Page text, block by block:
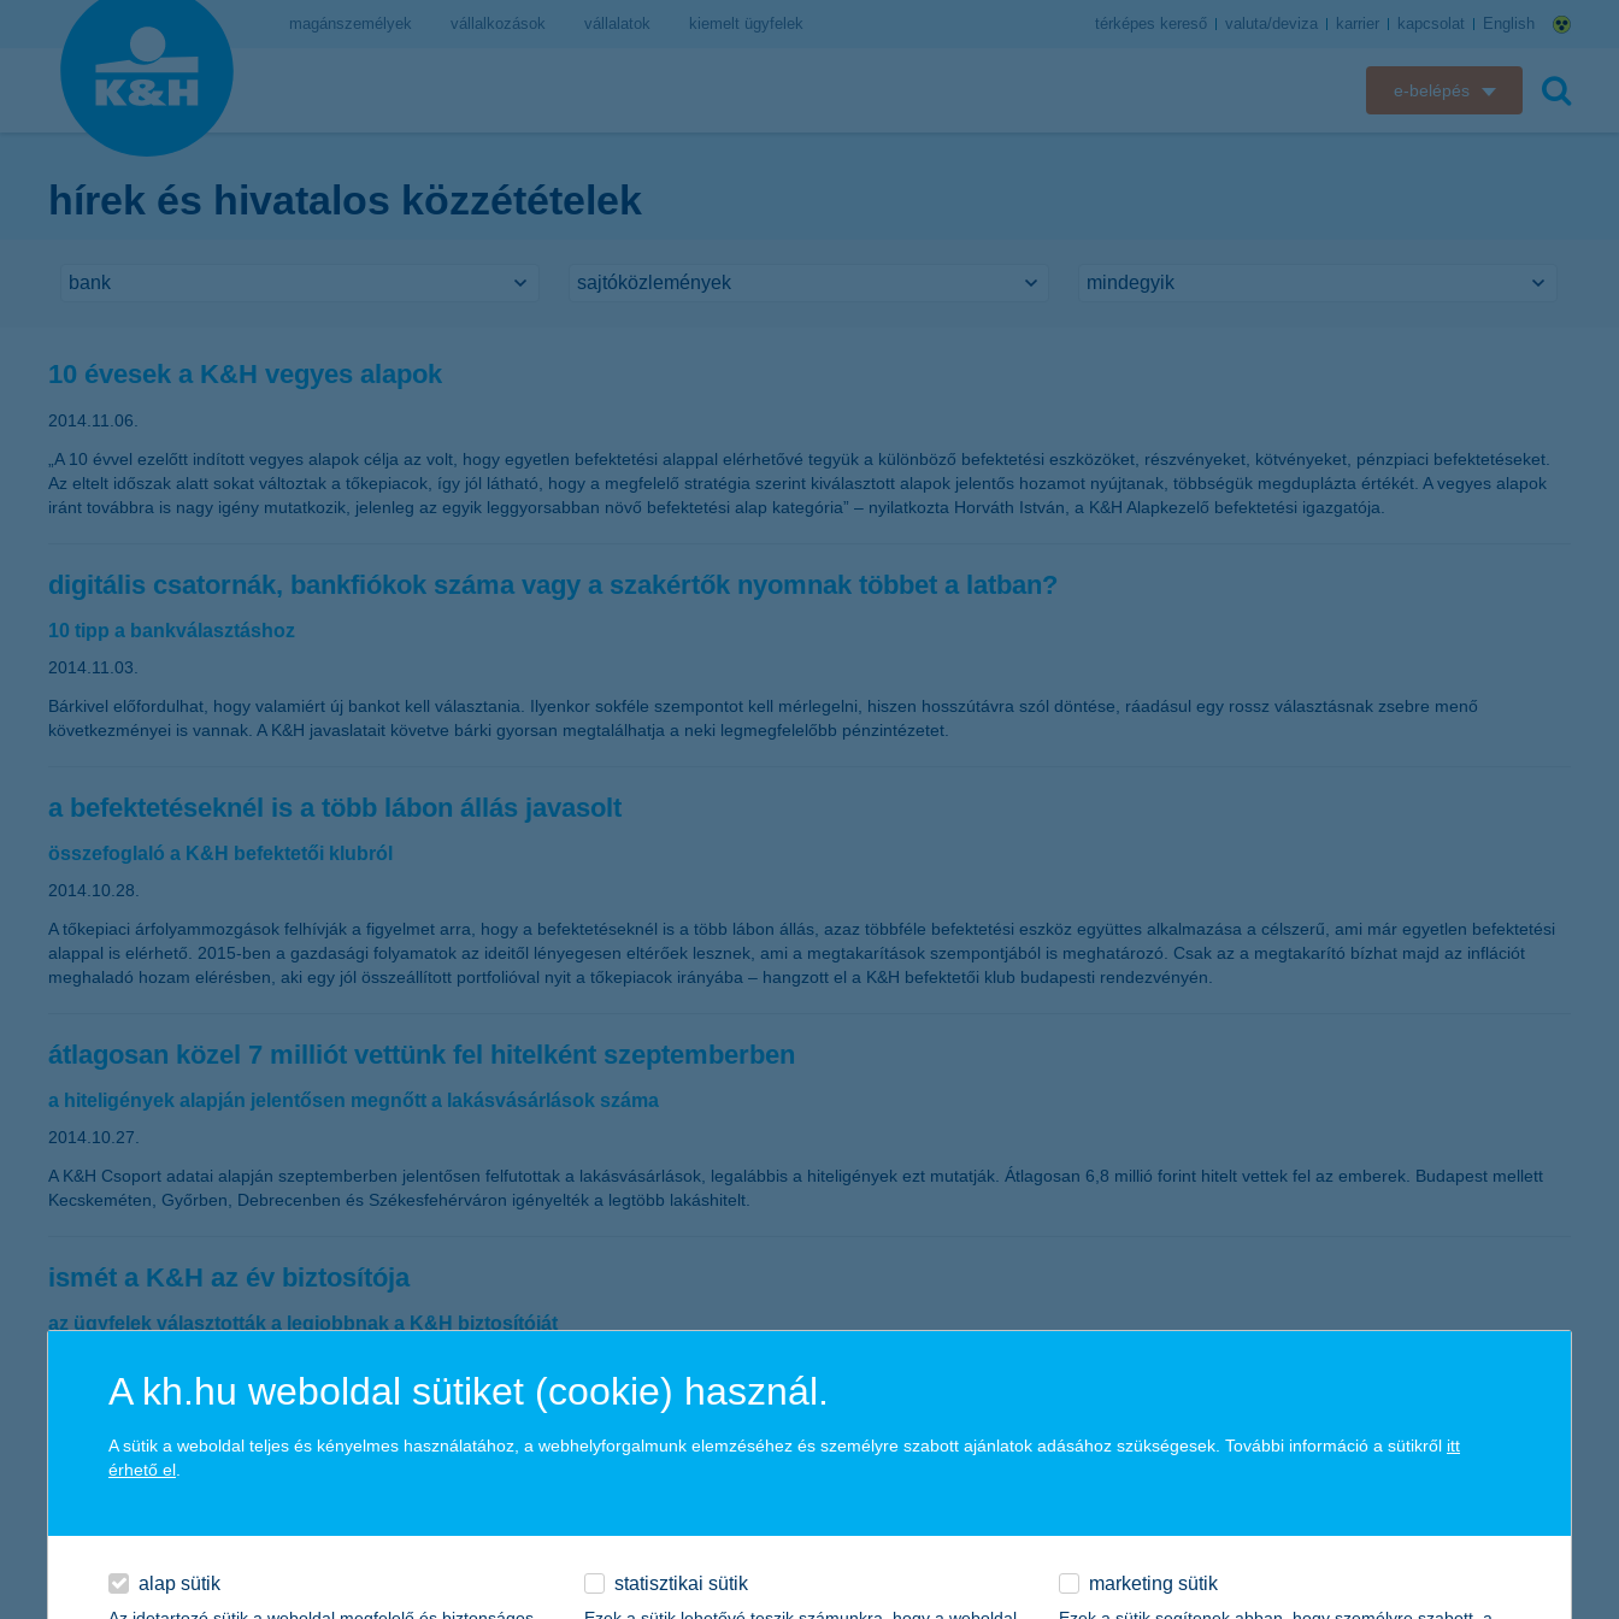
magánszemélyek vállalkozások vállalatok kiemelt ügyfelek térképes kereső valuta/deviza karrier kapcsolat English
e-belépés
hírek és hivatalos közzétételek
10 évesek a K&H vegyes alapok
2014.11.06.
„A 10 évvel ezelőtt indított vegyes alapok célja az volt, hogy egyetlen befektetési alappal elérhetővé tegyük a különböző befektetési eszközöket, részvényeket, kötvényeket, pénzpiaci befektetéseket.
Az eltelt időszak alatt sokat változtak a tőkepiacok, így jól látható, hogy a megfelelő stratégia szerint kiválasztott alapok jelentős hozamot nyújtanak, többségük megduplázta értékét. A vegyes alapok
iránt továbbra is nagy igény mutatkozik, jelenleg az egyik leggyorsabban növő befektetési alap kategória” – nyilatkozta Horváth István, a K&H Alapkezelő befektetési igazgatója.
digitális csatornák, bankfiókok száma vagy a szakértők nyomnak többet a latban?
10 tipp a bankválasztáshoz
2014.11.03.
Bárkivel előfordulhat, hogy valamiért új bankot kell választania. Ilyenkor sokféle szempontot kell mérlegelni, hiszen hosszútávra szól döntése, ráadásul egy rossz választásnak zsebre menő
következményei is vannak. A K&H javaslatait követve bárki gyorsan megtalálhatja a neki legmegfelelőbb pénzintézetet.
a befektetéseknél is a több lábon állás javasolt
összefoglaló a K&H befektetői klubról
2014.10.28.
A tőkepiaci árfolyammozgások felhívják a figyelmet arra, hogy a befektetéseknél is a több lábon állás, azaz többféle befektetési eszköz együttes alkalmazása a célszerű, ami már egyetlen befektetési
alappal is elérhető. 2015-ben a gazdasági folyamatok az ideitől lényegesen eltérőek lesznek, ami a megtakarítások szempontjából is meghatározó. Csak az a megtakarító bízhat majd az inflációt
meghaladó hozam elérésben, aki egy jól összeállított portfolióval nyit a tőkepiacok irányába – hangzott el a K&H befektetői klub budapesti rendezvényén.
átlagosan közel 7 milliót vettünk fel hitelként szeptemberben
a hiteligények alapján jelentősen megnőtt a lakásvásárlások száma
2014.10.27.
A K&H Csoport adatai alapján szeptemberben jelentősen felfutottak a lakásvásárlások, legalábbis a hiteligények ezt mutatják. Átlagosan 6,8 millió forint hitelt vettek fel az emberek. Budapest mellett
Kecskeméten, Győrben, Debrecenben és Székesfehérváron igényelték a legtöbb lakáshitelt.
ismét a K&H az év biztosítója
az ügyfelek választották a legjobbnak a K&H biztosítóját
Ismét a K&H biztosítóját választották a legjobbnak az „Év Biztosítója 2014” szavazáson, ahol az ügyfélszavazatok alapján a szolgáltatási kategóriában diadalmaskodott a társaság. A díj egyben fontos
bővülésnek pedig többek között a casco és kgfb lehet a motorja.
2014.10.21.
A Három Királyfi, Három Királylány Mozgalom Családbarát Vállalat 2014 Különdíját kapta meg a K&H nagyvállalati kategóriában. A díj odaítélésének indoklása szerint a Bank kiemelkedően sokat tett a
A kh.hu weboldal sütiket (cookie) használ.
A sütik a weboldal teljes és kényelmes használatához, a webhelyforgalmunk elemzéséhez és személyre szabott ajánlatok adásához szükségesek. További információ a sütikről itt
érhető el
alap sütik statisztikai sütik marketing sütik